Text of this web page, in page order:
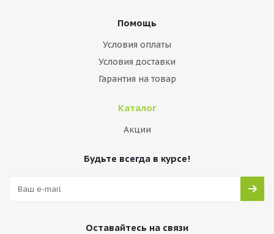
Помощь
Условия оплаты
Условия доставки
Гарантия на товар
Каталог
Акции
Будьте всегда в курсе!
Оставайтесь на связи